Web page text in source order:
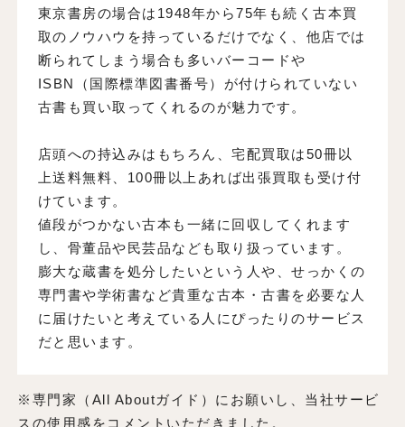
東京書房の場合は1948年から75年も続く古本買
取のノウハウを持っているだけでなく、他店では
断られてしまう場合も多いバーコードや
ISBN（国際標準図書番号）が付けられていない
古書も買い取ってくれるのが魅力です。
店頭への持込みはもちろん、宅配買取は50冊以
上送料無料、100冊以上あれば出張買取も受け付
けています。
値段がつかない古本も一緒に回収してくれます
し、骨董品や民芸品なども取り扱っています。
膨大な蔵書を処分したいという人や、せっかくの
専門書や学術書など貴重な古本・古書を必要な人
に届けたいと考えている人にぴったりのサービス
だと思います。
※専門家（All Aboutガイド）にお願いし、当社サービ
スの使用感をコメントいただきました。